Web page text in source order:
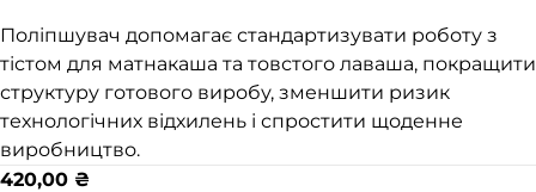
Поліпшувач допомагає стандартизувати роботу з
тістом для матнакаша та товстого лаваша, покращити
структуру готового виробу, зменшити ризик
технологічних відхилень і спростити щоденне
виробництво.
420,00 ₴